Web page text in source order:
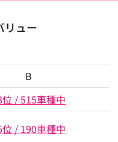
リュー
B
/ 515車種中
/ 190車種中